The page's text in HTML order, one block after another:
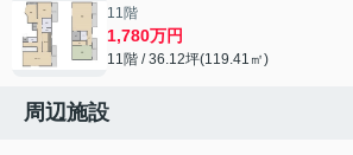
11階
1,780万円
11階 / 36.12坪(119.41㎡)
周辺施設